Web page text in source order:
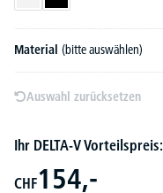
Material (bitte auswählen)
Auswahl zurücksetzen
Ihr DELTA-V Vorteilspreis:
CHF154,-